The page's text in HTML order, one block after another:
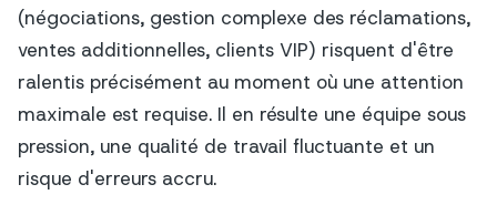
(négociations, gestion complexe des réclamations,
ventes additionnelles, clients VIP) risquent d'être
ralentis précisément au moment où une attention
maximale est requise. Il en résulte une équipe sous
pression, une qualité de travail fluctuante et un
risque d'erreurs accru.